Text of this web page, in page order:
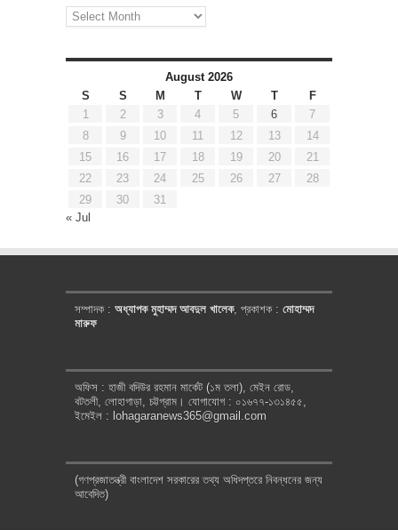
আর্কাইভ
August 2026
S
S M T W T
F
1
2 3 4 5 6
7
8
9 10 11 12 13
14
15
16 17 18 19 20
21
22
23 24 25 26 27
28
29
30
31
« Jul
সম্পাদক : অধ্যাপক মুহাম্মদ আবদুল খালেক, প্রকাশক : মোহাম্মদ
মারুফ
অফিস : হাজী বদিউর রহমান মার্কেট (১ম তলা), মেইন রোড,
বটতলী, লোহাগাড়া, চট্টগ্রাম। যোগাযোগ : ০১৬৭৭-১৩১৪৫৫,
ইমেইল : lohagaranews365@gmail.com
(গণপ্রজাতন্ত্রী বাংলাদেশ সরকারের তথ্য অধিদপ্তরে নিবন্ধনের জন্য
আবেদিত)